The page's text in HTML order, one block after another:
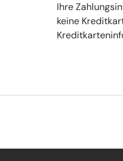
Ihre
keine